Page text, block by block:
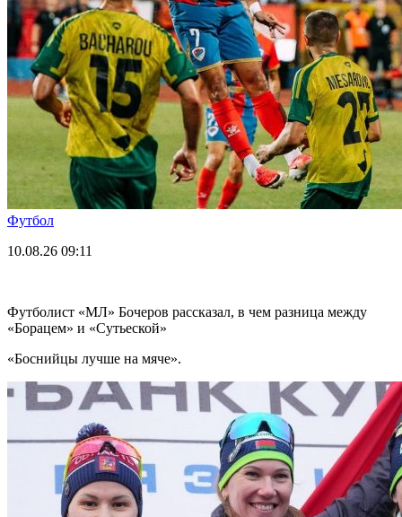
Футбол
10.08.26 09:11
Футболист «МЛ» Бочеров рассказал, в чем разница между
«Борацем» и «Сутьеской»
«Боснийцы лучше на мяче».